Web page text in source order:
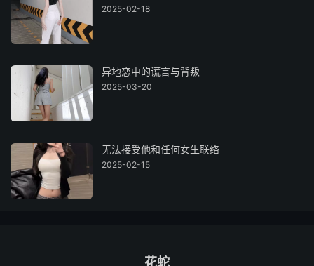
2025-02-18
异地恋中的谎言与背叛
2025-03-20
无法接受他和任何女生联络
2025-02-15
花蛇